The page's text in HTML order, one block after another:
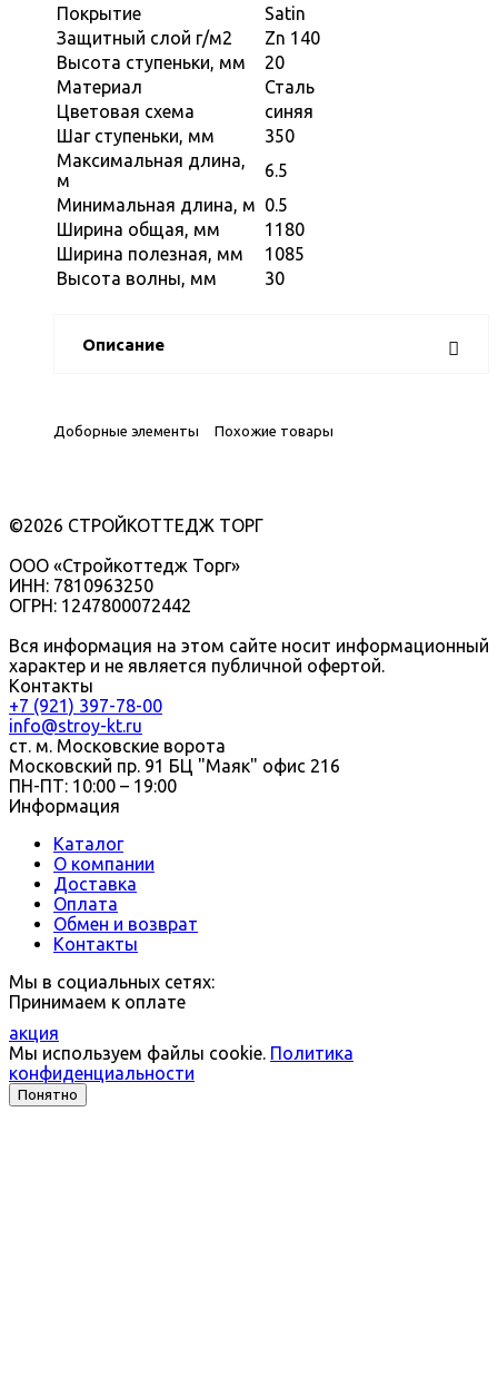
Покрытие
Satin
Защитный слой г/м2
Zn 140
Высота ступеньки, мм
20
Материал
Сталь
Цветовая схема
синяя
Шаг ступеньки, мм
350
Максимальная длина,
м
6.5
Минимальная длина, м 0.5
Ширина общая, мм
1180
Ширина полезная, мм
1085
Высота волны, мм
30
Описание
Доборные элементы Похожие товары
©2026 СТРОЙКОТТЕДЖ ТОРГ
ООО «Стройкоттедж Торг»
ИНН: 7810963250
ОГРН: 1247800072442
Вся информация на этом сайте носит информационный
характер и не является публичной офертой.
Контакты
+7 (921) 397-78-00
info@stroy-kt.ru
ст. м. Московские ворота
Московский пр. 91 БЦ "Маяк" офис 216
ПН-ПТ: 10:00 – 19:00
Информация
Каталог
О компании
Доставка
Оплата
Обмен и возврат
Контакты
Мы в социальных сетях:
Принимаем к оплате
акция
Мы используем файлы cookie. Политика
конфиденциальности
Понятно